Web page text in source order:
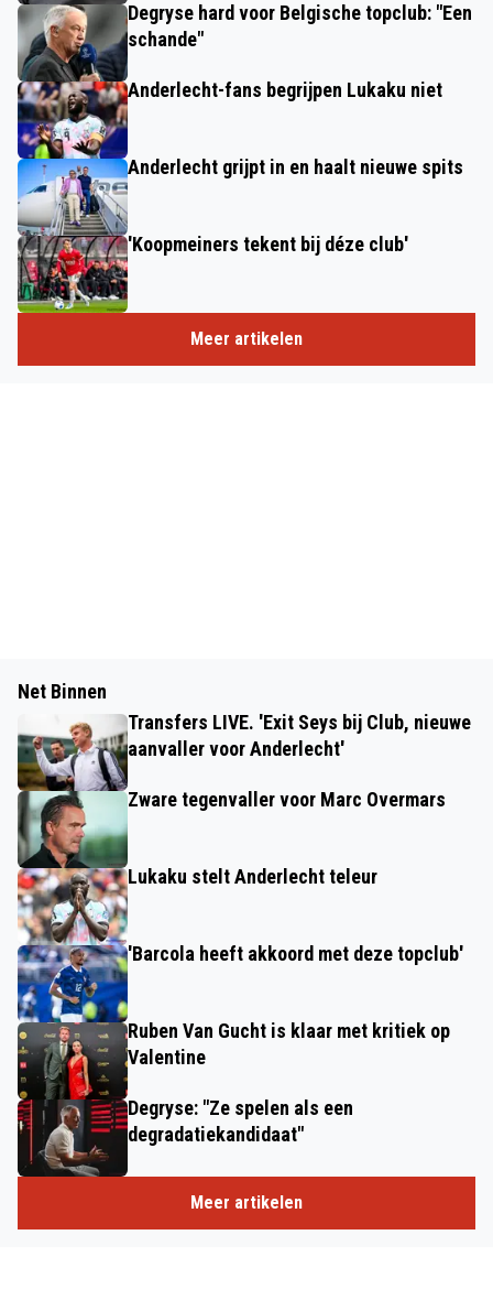
Degryse hard voor Belgische topclub: "Een
schande"
Anderlecht-fans begrijpen Lukaku niet
Anderlecht grijpt in en haalt nieuwe spits
'Koopmeiners tekent bij déze club'
Meer artikelen
Net Binnen
Transfers LIVE. 'Exit Seys bij Club, nieuwe
aanvaller voor Anderlecht'
Zware tegenvaller voor Marc Overmars
Lukaku stelt Anderlecht teleur
'Barcola heeft akkoord met deze topclub'
Ruben Van Gucht is klaar met kritiek op
Valentine
Degryse: "Ze spelen als een
degradatiekandidaat"
Meer artikelen